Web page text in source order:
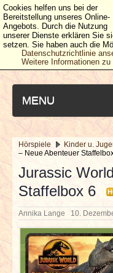
MENU
NEUESTE
NEWS & DATES
BERICHTE
VERLOSUNGEN
Hörspiele Kinder u.
– Neue Abenteuer
Jurassic
Staffelbox 6
Annika Lange 10.
Cookies helfen uns bei der
Bereitstellung unseres Online-
Angebots. Durch die Nutzung
unserer Dienste erklären Sie
setzen. Sie haben auch die
Datenschutzrichtlinie
Weitere Informationen